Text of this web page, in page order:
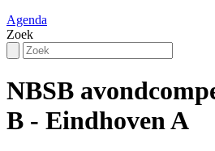
Agenda
Zoek
NBSB
B - Eindhoven A